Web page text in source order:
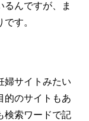
るんですが、ま
す。
婦サイトみたい
的のサイトもあ
検索ワードで記